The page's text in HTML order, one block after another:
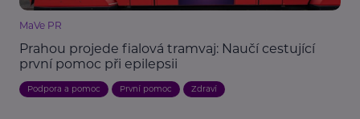
MaVe PR
Prahou projede fialová tramvaj: Naučí cestující
první pomoc při epilepsii
Podpora a pomoc První pomoc Zdraví